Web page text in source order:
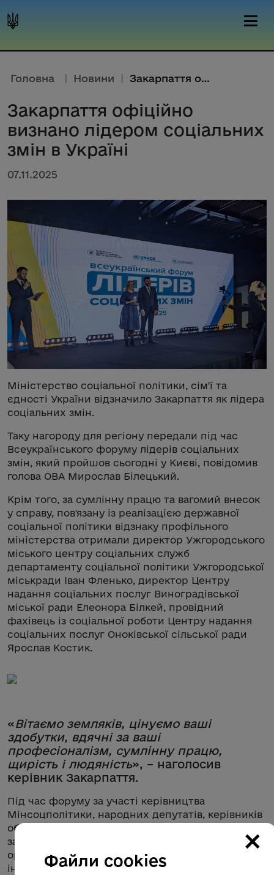
Головна | Новини | Закарпаття офіційно визнано лі...
Закарпаття офіційно
визнано лідером соціальних
змін в Україні
07.11.2025
Міністерство соціальної політики, сім'ї та
єдності України відзначило Закарпаття як лідера
соціальних змін.
Таку нагороду для регіону передали під час
Всеукраїнського форуму лідерів соціальних
змін, який пройшов сьогодні у Києві, повідомив
голова ОВА Мирослав Білецький.
Крім того, за сумлінну працю та вагомий внесок
у справу, пов'язану із реалізацією державної
соціальної політики відзнаку профільного
міністерства отримали директор Ужгородського
міського центру соціальних служб
департаменту соціальної політики Ужгородської
міськради Іван Фленько, директор Центру
надання соціальних послуг Виноградівської
міської ради Елеонора Білкей, провідний
фахівець із соціальної роботи Центру надання
соціальних послуг Оноківської сільської ради
Ярослав Костик.
«Вітаємо земляків, цінуємо ваші
здобутки, вдячні за ваші
професіоналізм, сумлінну працю,
щирість і людяність», – наголосив
керівник Закарпаття.
Під час форуму за участі керівництва
Мінсоцполітики, народних депутатів, керівників
обласних структурних підрозділів соціального
захисту населення, громадських благодійних
організацій говорили про евакуацію та
інтеграцію ВПО у громадах, йшлося також про
×
Файли cookies